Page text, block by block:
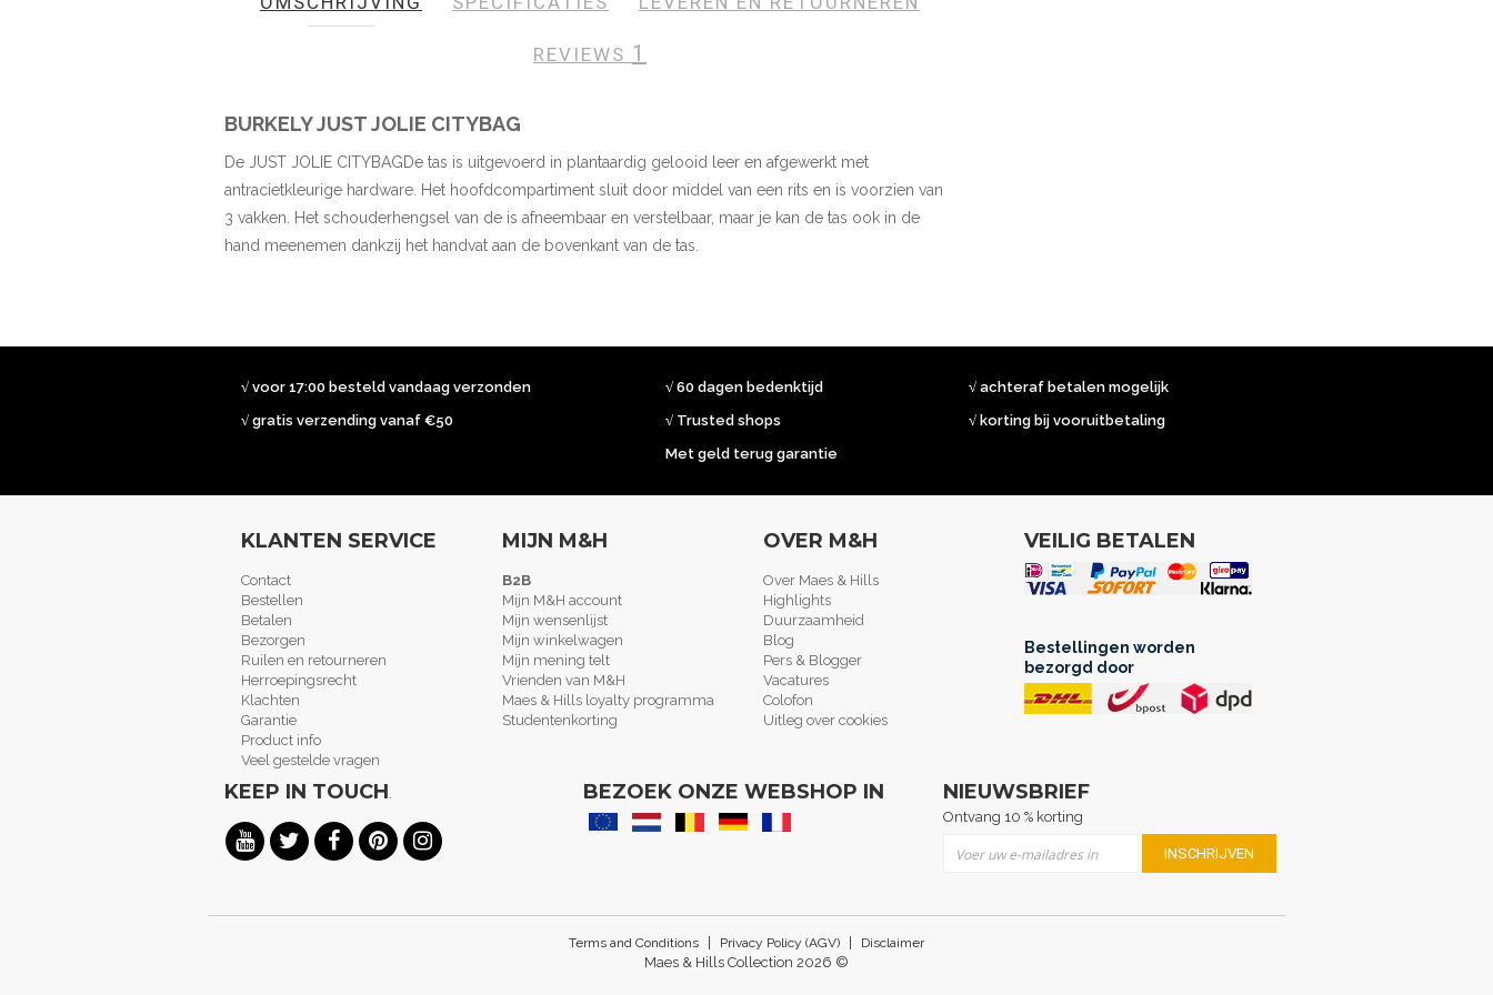
BURKELY JUST JOLIE CITYBAG
De JUST JOLIE CITYBAGDe tas is uitgevoerd in plantaardig gelooid leer en afgewerkt met
antracietkleurige hardware. Het hoofdcompartiment sluit door middel van een rits en is voorzien van
3 vakken. Het schouderhengsel van de is afneembaar en verstelbaar, maar je kan de tas ook in de
hand meenemen dankzij het handvat aan de bovenkant van de tas.
REVIEWS 1
√ voor 17:00 besteld vandaag verzonden
√ gratis verzending vanaf €50
√ 60 dagen bedenktijd
√ Trusted shops
Met geld terug garantie
√ achteraf betalen mogelijk
√ korting bij vooruitbetaling
KLANTEN SERVICE
Contact
Bestellen
Betalen
Bezorgen
Ruilen en retourneren
Herroepingsrecht
Klachten
Garantie
Product info
Veel gestelde vragen
MIJN M&H
B2B
Mijn M&H account
Mijn wensenlijst
Mijn winkelwagen
Mijn mening telt
Vrienden van M&H
Maes & Hills loyalty programma
Studentenkorting
OVER M&H
Over Maes & Hills
Highlights
Duurzaamheid
Blog
Pers & Blogger
Vacatures
Colofon
Uitleg over cookies
VEILIG BETALEN
Bestellingen worden
bezorgd door
KEEP IN TOUCH. BEZOEK ONZE WEBSHOP IN NIEUWSBRIEF
Ontvang 10 % korting
INSCHRIJVEN
Terms and Conditions Privacy Policy (AGV) Disclaimer
Maes & Hills Collection 2026 ©